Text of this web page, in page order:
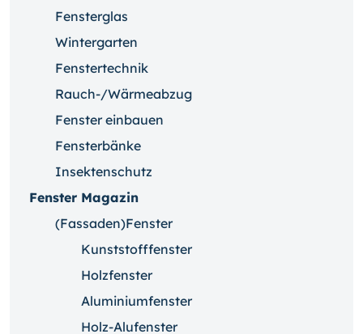
Fensterglas
Wintergarten
Fenstertechnik
Rauch-/Wärmeabzug
Fenster einbauen
Fensterbänke
Insektenschutz
Fenster Magazin
(Fassaden)Fenster
Kunststofffenster
Holzfenster
Aluminiumfenster
Holz-Alufenster